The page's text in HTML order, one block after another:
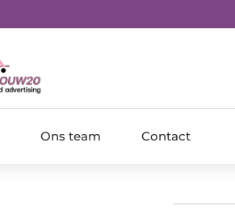
Ons team Contact